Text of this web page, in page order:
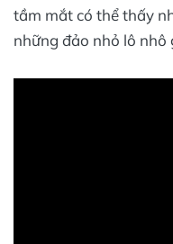
tầm mắt có thể thấy
những đảo nhỏ lô nhô